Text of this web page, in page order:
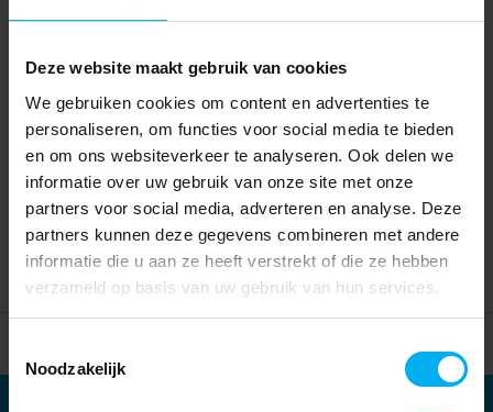
Deze website maakt gebruik van cookies
We gebruiken cookies om content en advertenties te
personaliseren, om functies voor social media te bieden
en om ons websiteverkeer te analyseren. Ook delen we
informatie over uw gebruik van onze site met onze
partners voor social media, adverteren en analyse. Deze
partners kunnen deze gegevens combineren met andere
informatie die u aan ze heeft verstrekt of die ze hebben
verzameld op basis van uw gebruik van hun services.
Noodzakelijk